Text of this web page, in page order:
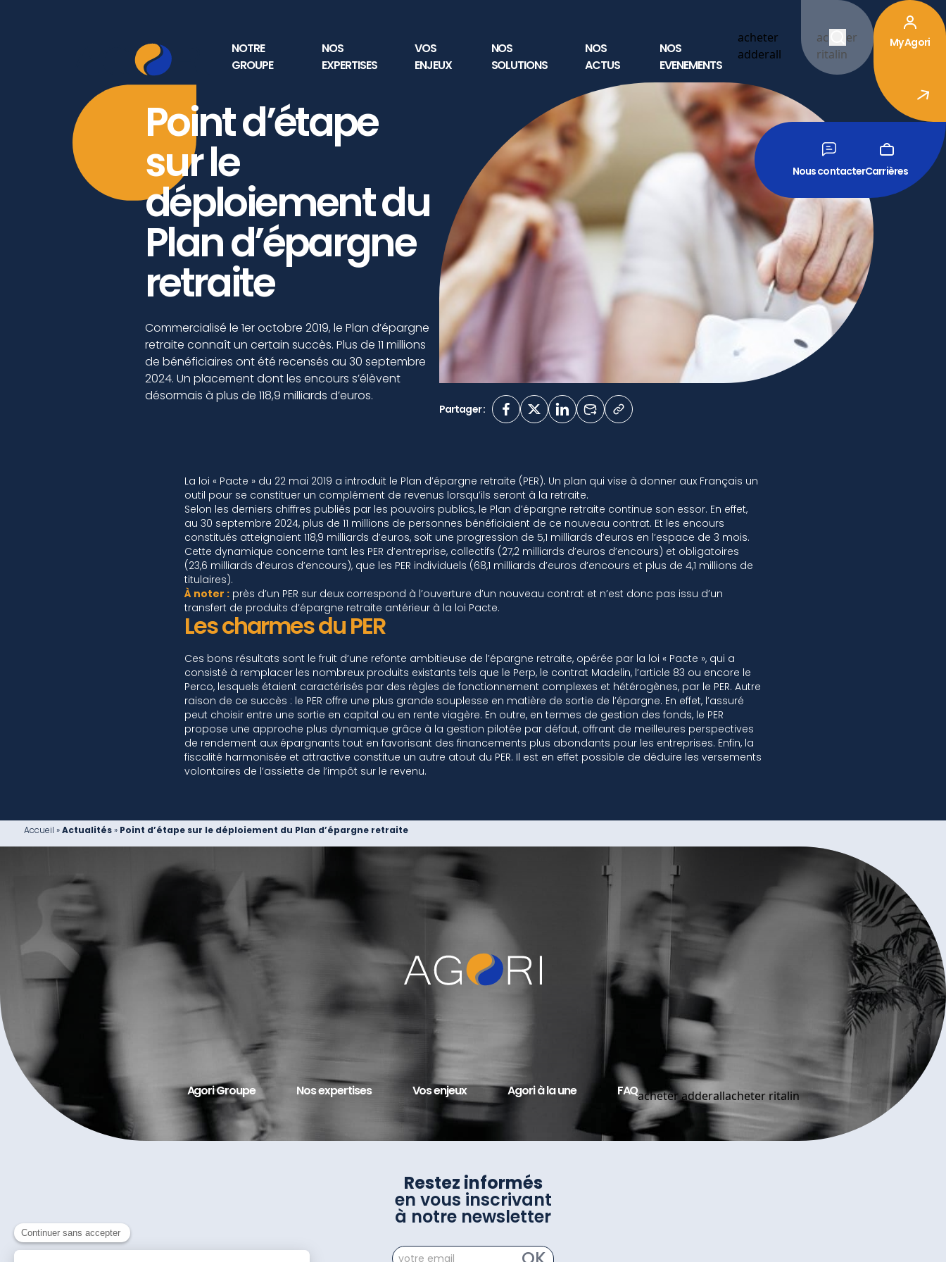
NOTRE
GROUPE
NOS
EXPERTISES
VOS
ENJEUX
NOS
SOLUTIONS
NOS
ACTUS
NOS
EVENEMENTS
acheter
adderall
acheter
ritalin
My Agori
Nous contacterCarrières
Point d’étape
sur le
déploiement du
Plan d’épargne
retraite
Commercialisé le 1er octobre 2019, le Plan d’épargne
retraite connaît un certain succès. Plus de 11 millions
de bénéficiaires ont été recensés au 30 septembre
2024. Un placement dont les encours s’élèvent
désormais à plus de 118,9 milliards d’euros.
Partager :
La loi « Pacte » du 22 mai 2019 a introduit le Plan d’épargne retraite (PER). Un plan qui vise à donner aux Français un
outil pour se constituer un complément de revenus lorsqu’ils seront à la retraite.
Selon les derniers chiffres publiés par les pouvoirs publics, le Plan d’épargne retraite continue son essor. En effet,
au 30 septembre 2024, plus de 11 millions de personnes bénéficiaient de ce nouveau contrat. Et les encours
constitués atteignaient 118,9 milliards d’euros, soit une progression de 5,1 milliards d’euros en l’espace de 3 mois.
Cette dynamique concerne tant les PER d’entreprise, collectifs (27,2 milliards d’euros d’encours) et obligatoires
(23,6 milliards d’euros d’encours), que les PER individuels (68,1 milliards d’euros d’encours et plus de 4,1 millions de
titulaires).
À noter : près d’un PER sur deux correspond à l’ouverture d’un nouveau contrat et n’est donc pas issu d’un
transfert de produits d’épargne retraite antérieur à la loi Pacte.
Les charmes du PER
Ces bons résultats sont le fruit d’une refonte ambitieuse de l’épargne retraite, opérée par la loi « Pacte », qui a
consisté à remplacer les nombreux produits existants tels que le Perp, le contrat Madelin, l’article 83 ou encore le
Perco, lesquels étaient caractérisés par des règles de fonctionnement complexes et hétérogènes, par le PER. Autre
raison de ce succès : le PER offre une plus grande souplesse en matière de sortie de l’épargne. En effet, l’assuré
peut choisir entre une sortie en capital ou en rente viagère. En outre, en termes de gestion des fonds, le PER
propose une approche plus dynamique grâce à la gestion pilotée par défaut, offrant de meilleures perspectives
de rendement aux épargnants tout en favorisant des financements plus abondants pour les entreprises. Enfin, la
fiscalité harmonisée et attractive constitue un autre atout du PER. Il est en effet possible de déduire les versements
volontaires de l’assiette de l’impôt sur le revenu.
Accueil »Actualités» Point d’étape sur le déploiement du Plan d’épargne retraite
Agori Groupe Nos expertises Vos enjeux Agori à la une FAQacheter adderallacheter ritalin
Restez informés
en vous inscrivant
à notre newsletter
newsletter